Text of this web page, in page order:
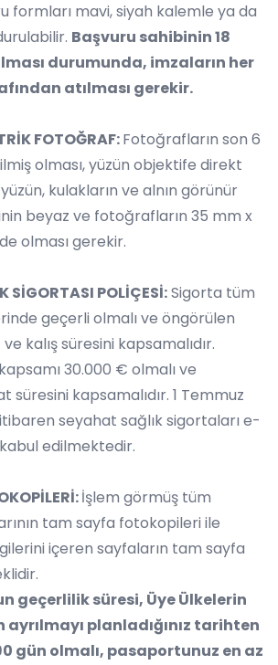
formları mavi, siyah kalemle ya da
Başvuru sahibinin 18
durumunda, imzaların her
atılması gerekir.
FOTOĞRAF:Fotoğrafların son 6
olması, yüzün objektife direkt
kulakların ve alnın görünür
beyaz ve fotoğrafların 35 mm x
olması gerekir.
SİGORTASI POLİÇESİ:Sigorta tüm
geçerli olmalı ve öngörülen
kalış süresini kapsamalıdır.
30.000 € olmalı ve
süresini kapsamalıdır. 1 Temmuz
seyahat sağlık sigortaları e-
edilmektedir.
İşlem görmüş tüm
tam sayfa fotokopileri ile
içeren sayfaların tam sayfa
geçerlilik süresi, Üye Ülkelerin
planladığınız tarihten
gün olmalı, pasaportunuz en az